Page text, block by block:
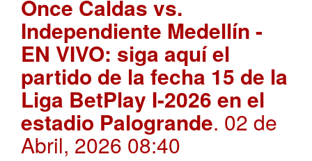
Once Caldas vs.
Independiente Medellín -
EN VIVO: siga aquí el
partido de la fecha 15 de la
Liga BetPlay I-2026 en el
estadio Palogrande. 02 de
Abril, 2026 08:40